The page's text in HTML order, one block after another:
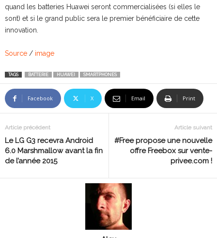
quand les batteries Huawei seront commercialisées (si elles le
sont) et si le grand public sera le premier bénéficiaire de cette
innovation.
Source / image
TAGS BATTERIE HUAWEI SMARTPHONES
Facebook X Email Print
Article précédent
Le LG G3 recevra Android
6.0 Marshmallow avant la fin
de l’année 2015
Article suivant
#Free propose une nouvelle
offre Freebox sur vente-
privee.com !